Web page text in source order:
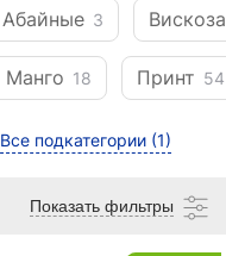
Абайные 3 Вискоза
Манго 18 Принт 54
Все подкатегории (1)
Показать фильтры